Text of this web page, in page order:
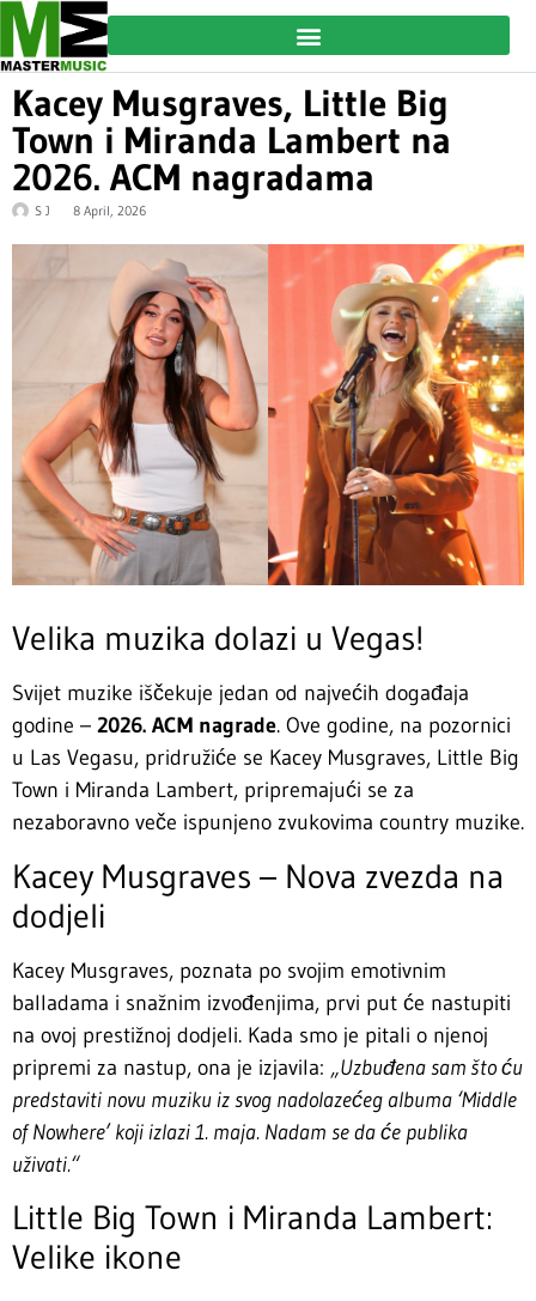
Kacey Musgraves, Little Big
Town i Miranda Lambert na
2026. ACM nagradama
S J 8 April, 2026
Velika muzika dolazi u Vegas!
Svijet muzike iščekuje jedan od najvećih događaja
godine – 2026. ACM nagrade. Ove godine, na pozornici
u Las Vegasu, pridružiće se Kacey Musgraves, Little Big
Town i Miranda Lambert, pripremajući se za
nezaboravno veče ispunjeno zvukovima country muzike.
Kacey Musgraves – Nova zvezda na
dodjeli
Kacey Musgraves, poznata po svojim emotivnim
balladama i snažnim izvođenjima, prvi put će nastupiti
na ovoj prestižnoj dodjeli. Kada smo je pitali o njenoj
pripremi za nastup, ona je izjavila: „Uzbuđena sam što ću
predstaviti novu muziku iz svog nadolazećeg albuma ‘Middle
of Nowhere’ koji izlazi 1. maja. Nadam se da će publika
uživati.“
Little Big Town i Miranda Lambert:
Velike ikone